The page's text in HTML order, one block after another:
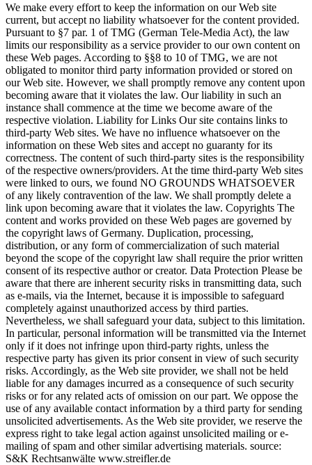
We make every effort to keep the information on our Web site
current, but accept no liability whatsoever for the content provided.
Pursuant to §7 par. 1 of TMG (German Tele-Media Act), the law
limits our responsibility as a service provider to our own content on
these Web pages. According to §§8 to 10 of TMG, we are not
obligated to monitor third party information provided or stored on
our Web site. However, we shall promptly remove any content upon
becoming aware that it violates the law. Our liability in such an
instance shall commence at the time we become aware of the
respective violation. Liability for Links Our site contains links to
third-party Web sites. We have no influence whatsoever on the
information on these Web sites and accept no guaranty for its
correctness. The content of such third-party sites is the responsibility
of the respective owners/providers. At the time third-party Web sites
were linked to ours, we found NO GROUNDS WHATSOEVER
of any likely contravention of the law. We shall promptly delete a
link upon becoming aware that it violates the law. Copyrights The
content and works provided on these Web pages are governed by
the copyright laws of Germany. Duplication, processing,
distribution, or any form of commercialization of such material
beyond the scope of the copyright law shall require the prior written
consent of its respective author or creator. Data Protection Please be
aware that there are inherent security risks in transmitting data, such
as e-mails, via the Internet, because it is impossible to safeguard
completely against unauthorized access by third parties.
Nevertheless, we shall safeguard your data, subject to this limitation.
In particular, personal information will be transmitted via the Internet
only if it does not infringe upon third-party rights, unless the
respective party has given its prior consent in view of such security
risks. Accordingly, as the Web site provider, we shall not be held
liable for any damages incurred as a consequence of such security
risks or for any related acts of omission on our part. We oppose the
use of any available contact information by a third party for sending
unsolicited advertisements. As the Web site provider, we reserve the
express right to take legal action against unsolicited mailing or e-
mailing of spam and other similar advertising materials. source:
S&K Rechtsanwälte www.streifler.de